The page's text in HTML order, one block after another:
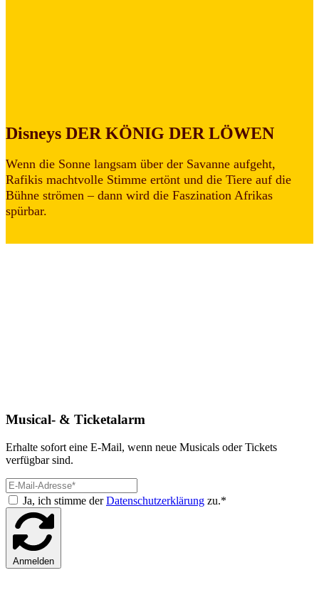
Disneys DER KÖNIG DER LÖWEN
Wenn die Sonne langsam über der Savanne aufgeht,
Rafikis machtvolle Stimme ertönt und die Tiere auf die
Bühne strömen – dann wird die Faszination Afrikas
spürbar.
Musical- & Ticketalarm
Erhalte sofort eine E-Mail, wenn neue Musicals oder Tickets
verfügbar sind.
Ja, ich stimme derDatenschutzerklärung zu.*
Anmelden